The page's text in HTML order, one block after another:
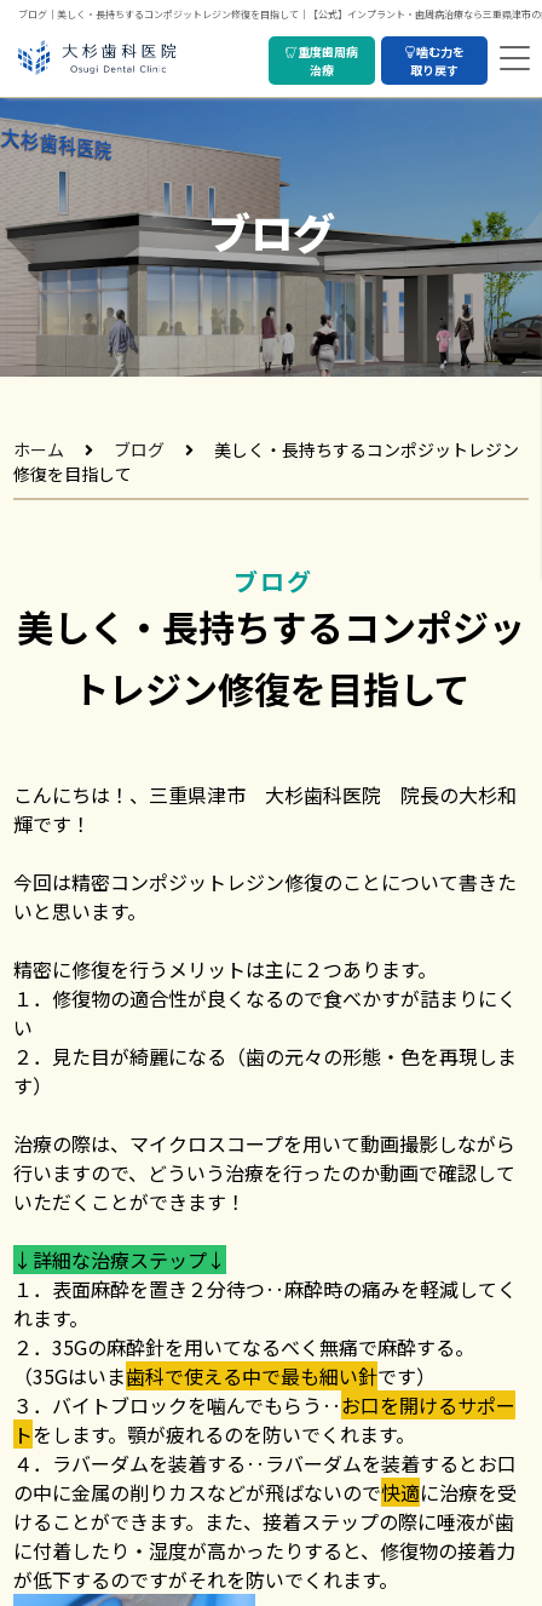
ブログ｜美しく・長持ちするコンポジットレジン修復を目指して｜【公式】インプラント・歯周病治療なら三重県津市
重度歯周病
治療
噛む力を
取り戻す
ブログ
ホーム ブログ
美しく・長持ちするコンポジットレジン
修復を目指して
ブログ
美しく・長持ちするコンポジッ
トレジン修復を目指して
こんにちは！、三重県津市 大杉歯科医院 院長の大杉和
輝です！
今回は精密コンポジットレジン修復のことについて書きた
いと思います。
精密に修復を行うメリットは主に２つあります。
１．修復物の適合性が良くなるので食べかすが詰まりにく
い
２．見た目が綺麗になる（歯の元々の形態・色を再現しま
す）
治療の際は、マイクロスコープを用いて動画撮影しながら
行いますので、どういう治療を行ったのか動画で確認して
いただくことができます！
↓詳細な治療ステップ↓
１．表面麻酔を置き２分待つ‥麻酔時の痛みを軽減してく
れます。
２．35Gの麻酔針を用いてなるべく無痛で麻酔する。
（35Gはいま歯科で使える中で最も細い針です）
３．バイトブロックを噛んでもらう‥お口を開けるサポー
トをします。顎が疲れるのを防いでくれます。
４．ラバーダムを装着する‥ラバーダムを装着するとお口
の中に金属の削りカスなどが飛ばないので快適に治療を受
けることができます。また、接着ステップの際に唾液が歯
に付着したり・湿度が高かったりすると、修復物の接着力
が低下するのですがそれを防いでくれます。